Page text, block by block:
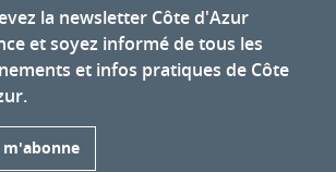
la newsletter Côte d'Azur
et soyez informé de tous les
et infos pratiques de Côte
m'abonne